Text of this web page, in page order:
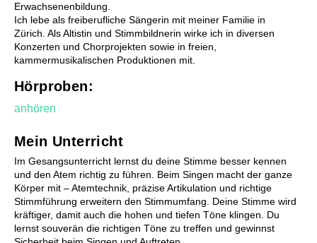
Chöre
Kinderchor 1
Kinderchor 2
Jugendchor
Zusammenspiel
Kinderorchester Pfäffikon
Kinderorchester Rüti
Erwachsenenbildung.
Ich lebe als freiberufliche Sängerin mit meiner Familie in
Zürich. Als Altistin und Stimmbildnerin wirke ich in diversen
Konzerten und Chorprojekten sowie in freien,
kammermusikalischen Produktionen mit.
Hörproben:
anhören
Mein Unterricht
Im Gesangsunterricht lernst du deine Stimme besser kennen
und den Atem richtig zu führen. Beim Singen macht der ganze
Körper mit – Atemtechnik, präzise Artikulation und richtige
Stimmführung erweitern den Stimmumfang. Deine Stimme wird
kräftiger, damit auch die hohen und tiefen Töne klingen. Du
lernst souverän die richtigen Töne zu treffen und gewinnst